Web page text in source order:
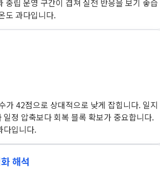
중립 운영 구간이 겹쳐 실전 반응을 보기 좋습
도 과다입니다.
가 42점으로 상대적으로 낮게 잡힙니다. 일지
일정 압축보다 회복 블록 확보가 중요합니다.
다입니다.
해석